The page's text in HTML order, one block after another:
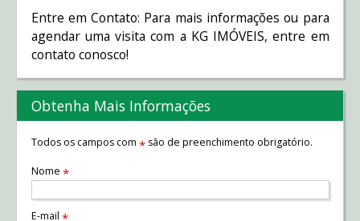
Entre em Contato: Para mais informações ou para
agendar uma visita com a KG IMÓVEIS, entre em
contato conosco!
Obtenha Mais Informações
Todos os campos com *são de preenchimento obrigatório.
Nome *
E-mail *